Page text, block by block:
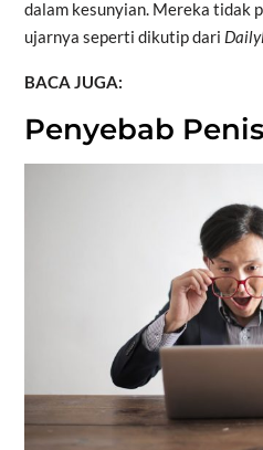
dalam kesunyian. Mereka tidak
ujarnya seperti dikutip dari
BACA JUGA:
Penyebab